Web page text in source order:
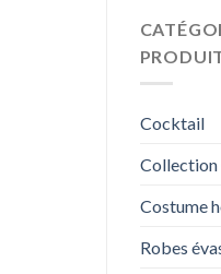
Cocktail
Collection
Costume
Robes